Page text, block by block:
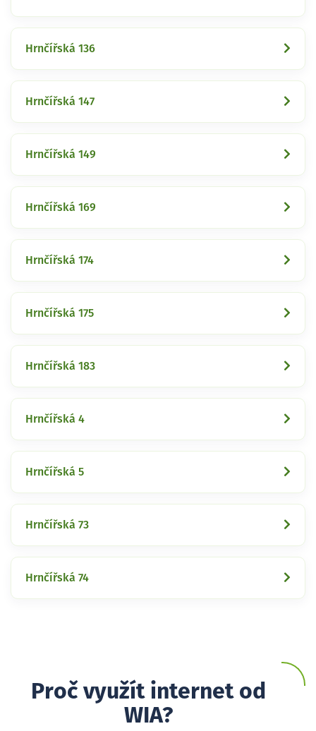
Hrnčířská 136
Hrnčířská 147
Hrnčířská 149
Hrnčířská 169
Hrnčířská 174
Hrnčířská 175
Hrnčířská 183
Hrnčířská 4
Hrnčířská 5
Hrnčířská 73
Hrnčířská 74
Proč využít internet od
WIA?